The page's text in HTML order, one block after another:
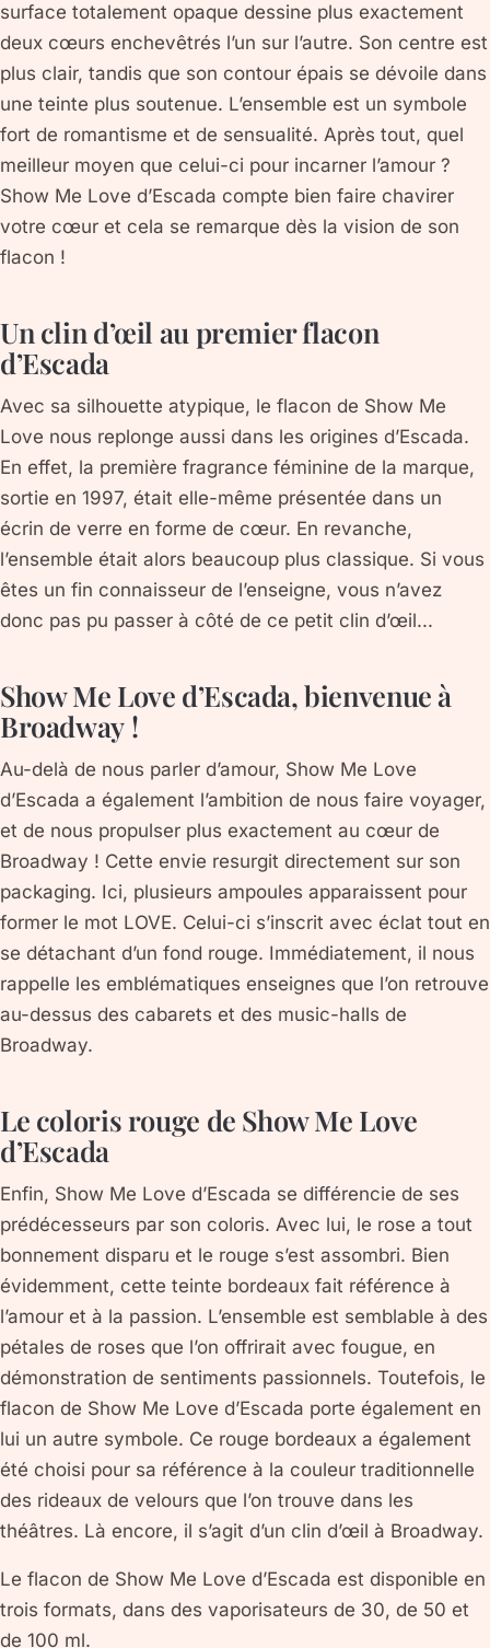
surface totalement opaque dessine plus exactement
deux cœurs enchevêtrés l’un sur l’autre. Son centre est
plus clair, tandis que son contour épais se dévoile dans
une teinte plus soutenue. L’ensemble est un symbole
fort de romantisme et de sensualité. Après tout, quel
meilleur moyen que celui-ci pour incarner l’amour ?
Show Me Love d’Escada compte bien faire chavirer
votre cœur et cela se remarque dès la vision de son
flacon !
Un clin d’œil au premier flacon
d’Escada
Avec sa silhouette atypique, le flacon de Show Me
Love nous replonge aussi dans les origines d’Escada.
En effet, la première fragrance féminine de la marque,
sortie en 1997, était elle-même présentée dans un
écrin de verre en forme de cœur. En revanche,
l’ensemble était alors beaucoup plus classique. Si vous
êtes un fin connaisseur de l’enseigne, vous n’avez
donc pas pu passer à côté de ce petit clin d’œil...
Show Me Love d’Escada, bienvenue à
Broadway !
Au-delà de nous parler d’amour, Show Me Love
d’Escada a également l’ambition de nous faire voyager,
et de nous propulser plus exactement au cœur de
Broadway ! Cette envie resurgit directement sur son
packaging. Ici, plusieurs ampoules apparaissent pour
former le mot LOVE. Celui-ci s’inscrit avec éclat tout en
se détachant d’un fond rouge. Immédiatement, il nous
rappelle les emblématiques enseignes que l’on retrouve
au-dessus des cabarets et des music-halls de
Broadway.
Le coloris rouge de Show Me Love
d’Escada
Enfin, Show Me Love d’Escada se différencie de ses
prédécesseurs par son coloris. Avec lui, le rose a tout
bonnement disparu et le rouge s’est assombri. Bien
évidemment, cette teinte bordeaux fait référence à
l’amour et à la passion. L’ensemble est semblable à des
pétales de roses que l’on offrirait avec fougue, en
démonstration de sentiments passionnels. Toutefois, le
flacon de Show Me Love d’Escada porte également en
lui un autre symbole. Ce rouge bordeaux a également
été choisi pour sa référence à la couleur traditionnelle
des rideaux de velours que l’on trouve dans les
théâtres. Là encore, il s’agit d’un clin d’œil à Broadway.
Le flacon de Show Me Love d’Escada est disponible en
trois formats, dans des vaporisateurs de 30, de 50 et
de 100 ml.